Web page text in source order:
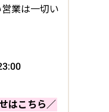
業は一切い
はこちら／